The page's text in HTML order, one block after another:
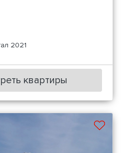
2021
квартиры